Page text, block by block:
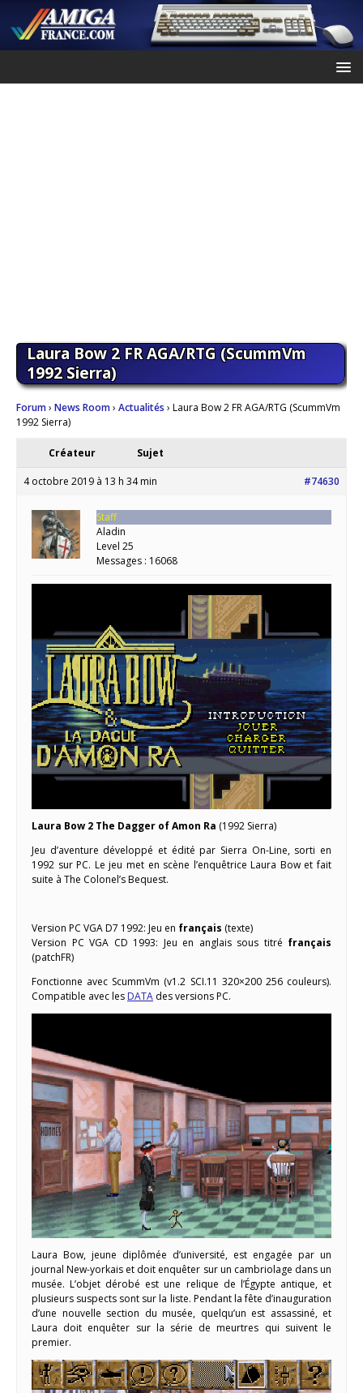
Laura Bow 2 FR AGA/RTG (ScummVm
1992 Sierra)
Forum› News Room› Actualités › Laura Bow 2 FR AGA/RTG (ScummVm
1992 Sierra)
Créateur Sujet
4 octobre 2019 à 13 h 34 min #74630
Staff
Aladin
Level 25
Messages : 16068
Laura Bow 2 The Dagger of Amon Ra (1992 Sierra)
Jeu d’aventure développé et édité par Sierra On-Line, sorti en
1992 sur PC. Le jeu met en scène l’enquêtrice Laura Bow et fait
suite à The Colonel’s Bequest.
Version PC VGA D7 1992: Jeu en français (texte)
Version PC VGA CD 1993: Jeu en anglais sous titré français
(patchFR)
Fonctionne avec ScummVm (v1.2 SCI.11 320×200 256 couleurs).
Compatible avec les DATA des versions PC.
Laura Bow, jeune diplômée d’université, est engagée par un
journal New-yorkais et doit enquêter sur un cambriolage dans un
musée. L’objet dérobé est une relique de l’Égypte antique, et
plusieurs suspects sont sur la liste. Pendant la fête d’inauguration
d’une nouvelle section du musée, quelqu’un est assassiné, et
Laura doit enquêter sur la série de meurtres qui suivent le
premier.